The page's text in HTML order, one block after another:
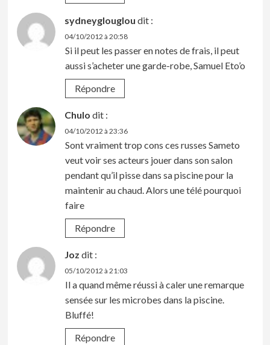
sydneyglouglou dit :
04/10/2012 à 20:58
Si il peut les passer en notes de frais, il peut
aussi s’acheter une garde-robe, Samuel Eto’o
Répondre
Chulo dit :
04/10/2012 à 23:36
Sont vraiment trop cons ces russes Sameto
veut voir ses acteurs jouer dans son salon
pendant qu’il pisse dans sa piscine pour la
maintenir au chaud. Alors une télé pourquoi
faire
Répondre
Joz dit :
05/10/2012 à 21:03
Il a quand même réussi à caler une remarque
sensée sur les microbes dans la piscine.
Bluffé!
Répondre